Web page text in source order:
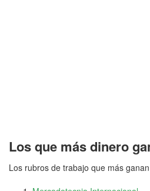
Los que más dinero
Los rubros de trabajo que más